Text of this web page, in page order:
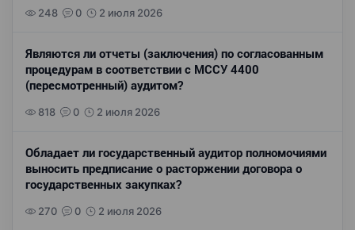
248 0 2 июля 2026
Являются ли отчеты (заключения) по согласованным
процедурам в соответствии с МССУ 4400
(пересмотренный) аудитом?
818 0 2 июля 2026
Обладает ли государственный аудитор полномочиями
выносить предписание о расторжении договора о
государственных закупках?
270 0 2 июля 2026